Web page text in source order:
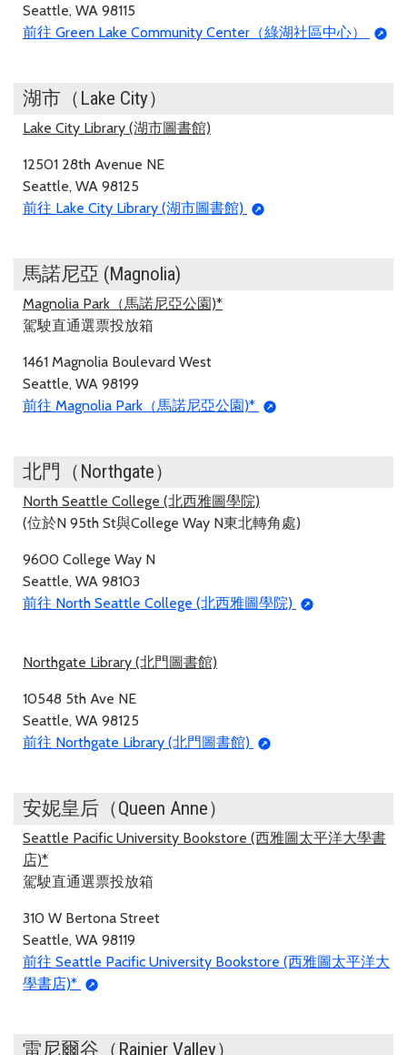
Seattle, WA 98115
前往 Green Lake Community Center（綠湖社區中心）
湖市（Lake City）
Lake City Library (湖市圖書館)
12501 28th Avenue NE
Seattle, WA 98125
前往 Lake City Library (湖市圖書館)
馬諾尼亞 (Magnolia)
Magnolia Park（馬諾尼亞公園)*
駕駛直通選票投放箱
1461 Magnolia Boulevard West
Seattle, WA 98199
前往 Magnolia Park（馬諾尼亞公園)*
北門（Northgate）
North Seattle College (北西雅圖學院)
(位於N 95th St與College Way N東北轉角處)
9600 College Way N
Seattle, WA 98103
前往 North Seattle College (北西雅圖學院)
Northgate Library (北門圖書館)
10548 5th Ave NE
Seattle, WA 98125
前往 Northgate Library (北門圖書館)
安妮皇后（Queen Anne）
Seattle Pacific University Bookstore (西雅圖太平洋大學書
店)*
駕駛直通選票投放箱
310 W Bertona Street
Seattle, WA 98119
前往 Seattle Pacific University Bookstore (西雅圖太平洋大
學書店)*
雷尼爾谷（Rainier Valley）